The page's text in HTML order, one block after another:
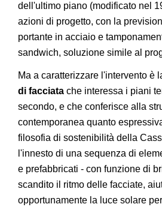
dell'ultimo piano (modificato nel
azioni di progetto, con la
portante in acciaio e
sandwich, soluzione simile al
Ma a caratterizzare l'intervento è
di facciata che interessa i piani
secondo, e che conferisce alla
contemporanea quanto
filosofia di sostenibilità della
l'innesto di una sequenza di
e prefabbricati - con funzione di
scandito il ritmo delle facciate,
opportunamente la luce solare